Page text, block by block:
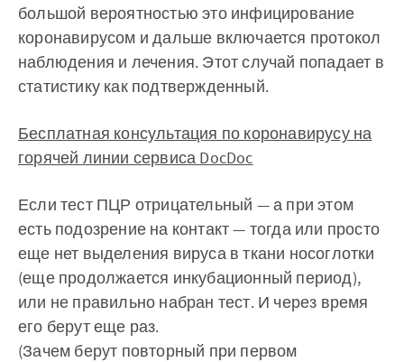
большой вероятностью это инфицирование
коронавирусом и дальше включается протокол
наблюдения и лечения. Этот случай попадает в
статистику как подтвержденный.
Бесплатная консультация по коронавирусу на
горячей линии сервиса DocDoc
Если тест ПЦР отрицательный — а при этом
есть подозрение на контакт — тогда или просто
еще нет выделения вируса в ткани носоглотки
(еще продолжается инкубационный период),
или не правильно набран тест. И через время
его берут еще раз.
(Зачем берут повторный при первом